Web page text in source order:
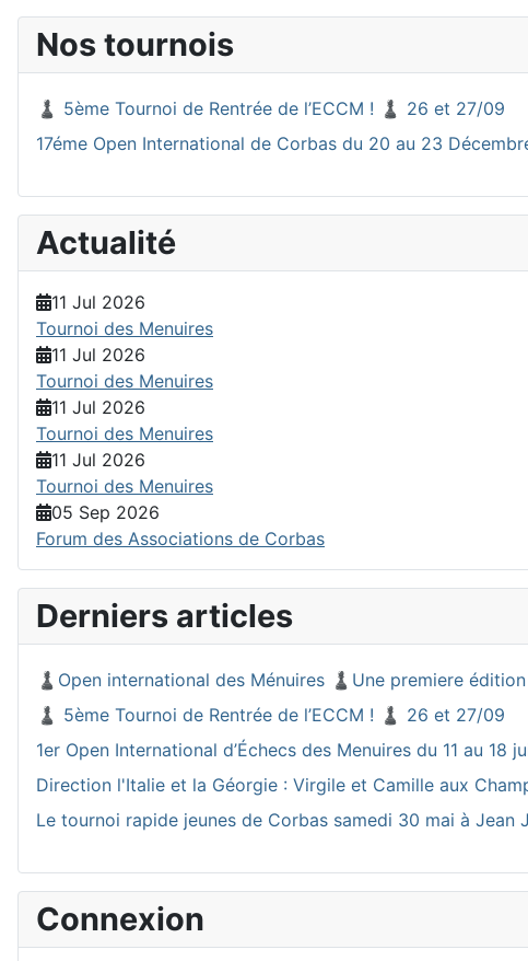
Nos tournois
♟️ 5ème Tournoi de Rentrée de l’ECCM ! ♟️ 26 et 27/09
17éme Open International de Corbas du 20 au 23
Actualité
11 Jul 2026
Tournoi des Menuires
11 Jul 2026
Tournoi des Menuires
11 Jul 2026
Tournoi des Menuires
11 Jul 2026
Tournoi des Menuires
05 Sep 2026
Forum des Associations de Corbas
Derniers articles
♟️Open international des Ménuires ♟️Une premiere édition
♟️ 5ème Tournoi de Rentrée de l’ECCM ! ♟️ 26 et 27/09
1er Open International d’Échecs des Menuires du 11 au 18
Direction l'Italie et la Géorgie : Virgile et Camille aux
Le tournoi rapide jeunes de Corbas samedi 30 mai à Jean
Connexion